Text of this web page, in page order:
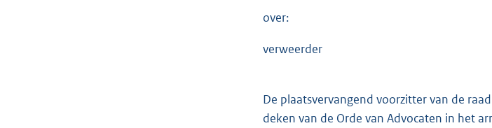
over:
verweerder
De plaatsvervangend voorzitter van de
deken van de Orde van Advocaten in het